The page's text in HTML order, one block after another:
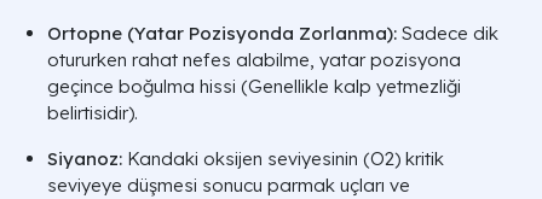
Ortopne (Yatar Pozisyonda Zorlanma): Sadece dik
otururken rahat nefes alabilme, yatar pozisyona
geçince boğulma hissi (Genellikle kalp yetmezliği
belirtisidir).
Siyanoz: Kandaki oksijen seviyesinin (O2) kritik
seviyeye düşmesi sonucu parmak uçları ve